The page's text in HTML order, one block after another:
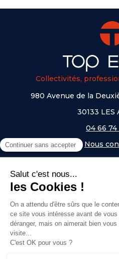
Collectivités,
980 Avenue de la
30133 LES
04 66 74
Nous
NOS